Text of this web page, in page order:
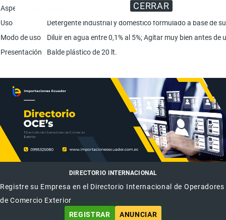
CERRAR
Aspecto físico
Uso
Detergente industrial y doméstico formulado a base de
Modo de uso
Diluir en agua entre 0,1% al 5%; Agitar muy bien antes
Presentación
Balde plástico de 20 lt.
DIRECTORIO INTERNACIONAL
Registre su Empresa en el Directorio Internacional de Operadores
de Comercio Exterior
REGISTRAR
ANUNCIAR